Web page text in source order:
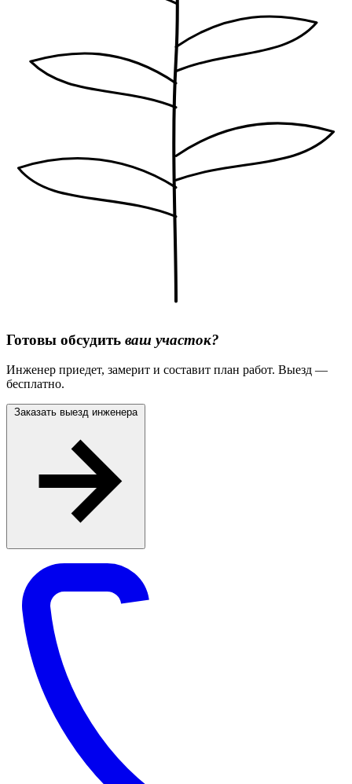
Готовы обсудить ваш участок?
Инженер приедет, замерит и составит план работ. Выезд —
бесплатно.
Заказать выезд инженера